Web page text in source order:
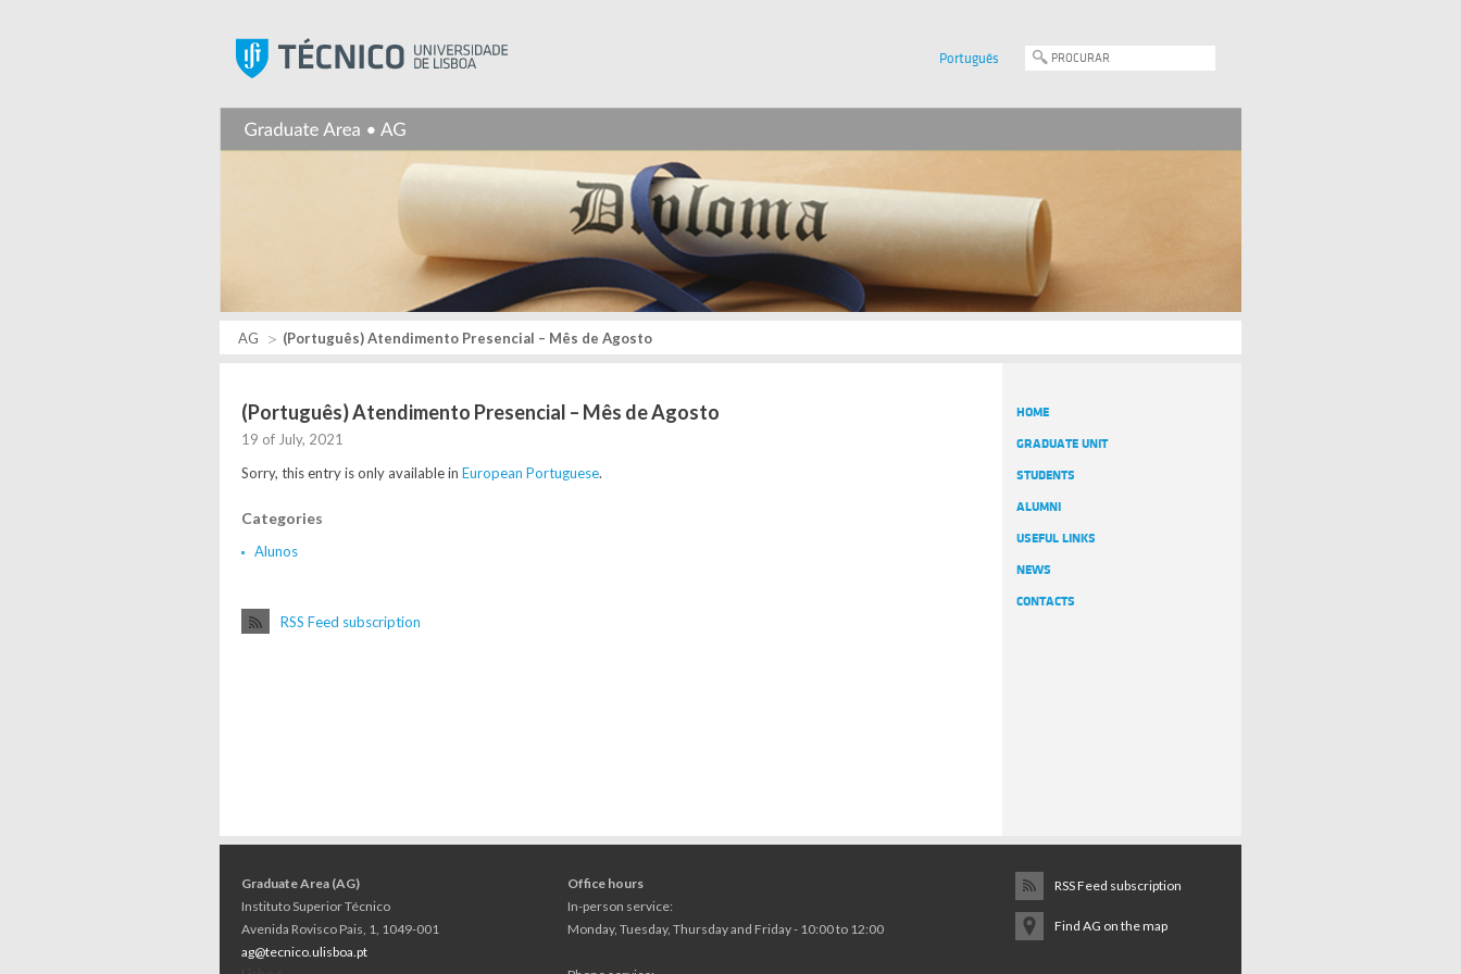
Português
AG (Português) Atendimento Presencial – Mês de Agosto
(Português) Atendimento Presencial – Mês de Agosto
19 of July, 2021
Sorry, this entry is only available in European Portuguese.
Categories
Alunos
RSS Feed subscription
HOME
GRADUATE UNIT
STUDENTS
ALUMNI
USEFUL LINKS
NEWS
CONTACTS
Graduate Area (AG)
Instituto Superior Técnico
Avenida Rovisco Pais, 1, 1049-001
ag@tecnico.ulisboa.pt
Office hours
In-person service:
Monday, Tuesday, Thursday and Friday - 10:00 to 12:00
RSS Feed subscription
Find AG on the map